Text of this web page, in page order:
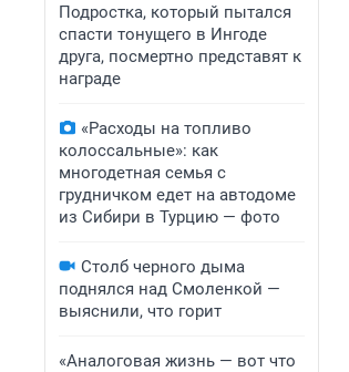
Подростка, который пытался
спасти тонущего в Ингоде
друга, посмертно представят к
награде
«Расходы на топливо
колоссальные»: как
многодетная семья с
грудничком едет на автодоме
из Сибири в Турцию — фото
Столб черного дыма
поднялся над Смоленкой —
выяснили, что горит
«Аналоговая жизнь — вот что